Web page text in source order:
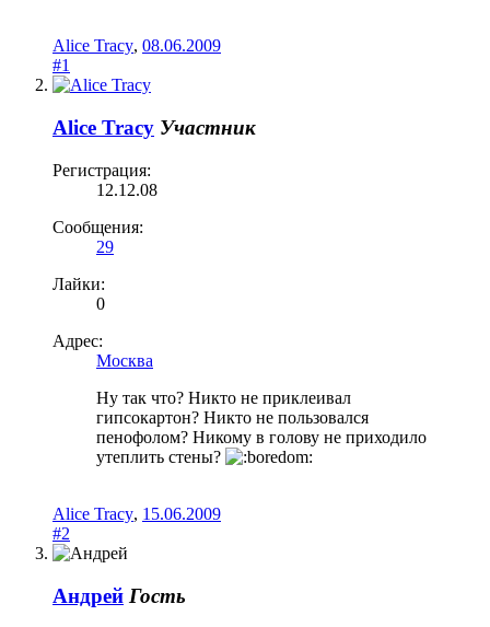
Alice Tracy, 08.06.2009
#1
Alice Tracy Участник
Регистрация:
12.12.08
Сообщения:
29
Лайки:
0
Адрес:
Москва
Ну так что? Никто не приклеивал
гипсокартон? Никто не пользовался
пенофолом? Никому в голову не приходило
утеплить стены?
Alice Tracy, 15.06.2009
#2
Андрей Гость